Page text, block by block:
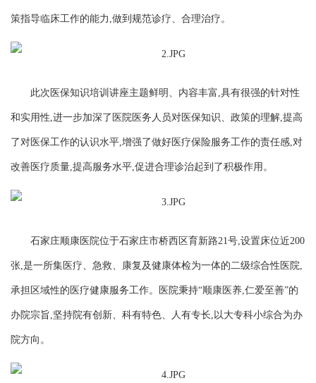
策指导临床工作的能力,做到规范诊疗、合理治疗。
此次医保知识培训讲座主题鲜明、内容丰富,具有很强的针对性
和实用性,进一步加深了医院医务人员对医保知识、政策的理解,提高
了对医保工作的认识水平,增强了做好医疗保险服务工作的责任感,对
改善医疗质量,提高服务水平,促进合理诊治起到了积极作用。
石家庄顺康医院位于石家庄市桥西区育新路21号,设置床位近200
张,是一所集医疗、急救、康复及健康体检为一体的二级综合性医院,
承担区域性的医疗健康服务工作。医院秉持“顺康医养,仁爱至善”的
办院宗旨,坚持院有创新、科有特色、人有专长,以大专科小综合为办
院方向。